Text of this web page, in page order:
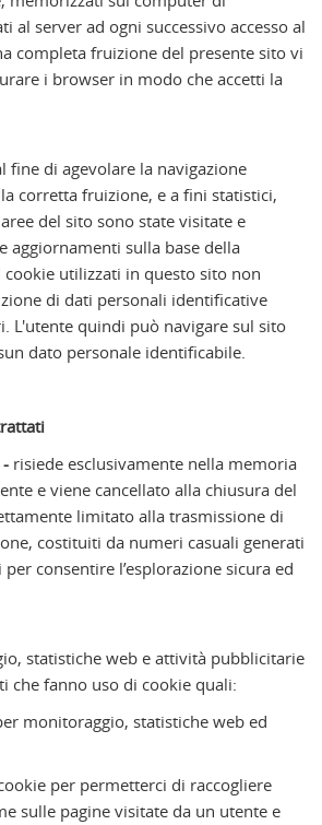
al server ad ogni successivo accesso al
completa fruizione del presente sito vi
i browser in modo che accetti la
fine di agevolare la navigazione
corretta fruizione, e a fini statistici,
del sito sono state visitate e
aggiornamenti sulla base della
utilizzati in questo sito non
di dati personali identificative
L'utente quindi può navigare sul sito
dato personale identificabile.
- risiede esclusivamente nella memoria
e viene cancellato alla chiusura del
limitato alla trasmissione di
costituiti da numeri casuali generati
consentire l’esplorazione sicura ed
statistiche web e attività pubblicitarie
che fanno uso di cookie quali:
monitoraggio, statistiche web ed
per permetterci di raccogliere
sulle pagine visitate da un utente e